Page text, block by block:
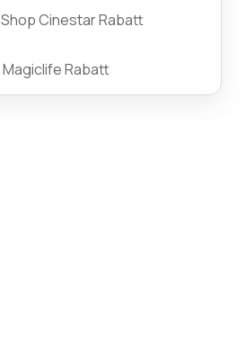
Shop Cinestar Rabatt
Magiclife Rabatt